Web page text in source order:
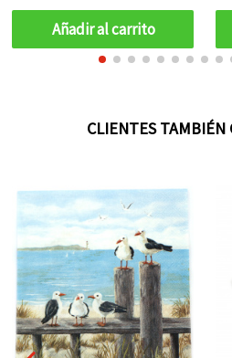
Añadir al carrito
CLIENTES TAMBIÉN